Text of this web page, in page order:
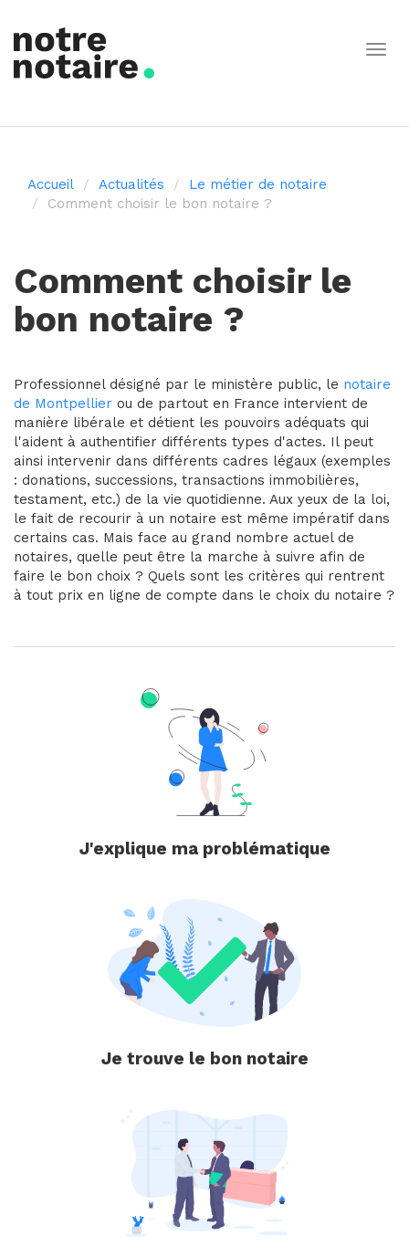
Accueil Actualités
Le métier de notaire
Comment choisir le bon notaire ?
Comment choisir le
bon notaire ?
Professionnel désigné par le ministère public, le notaire
de Montpellier ou de partout en France intervient de
manière libérale et détient les pouvoirs adéquats qui
l'aident à authentifier différents types d'actes. Il peut
ainsi intervenir dans différents cadres légaux (exemples
: donations, successions, transactions immobilières,
testament, etc.) de la vie quotidienne. Aux yeux de la loi,
le fait de recourir à un notaire est même impératif dans
certains cas. Mais face au grand nombre actuel de
notaires, quelle peut être la marche à suivre afin de
faire le bon choix ? Quels sont les critères qui rentrent
à tout prix en ligne de compte dans le choix du notaire ?
J'explique ma problématique
Je trouve le bon notaire